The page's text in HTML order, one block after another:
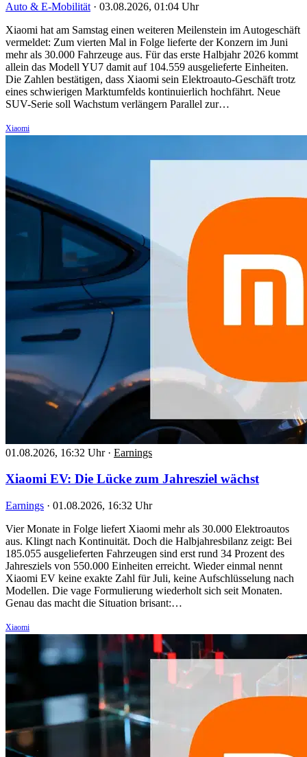
Auto & E-Mobilität · 03.08.2026, 01:04 Uhr
Xiaomi hat am Samstag einen weiteren Meilenstein im Autogeschäft
vermeldet: Zum vierten Mal in Folge lieferte der Konzern im Juni
mehr als 30.000 Fahrzeuge aus. Für das erste Halbjahr 2026 kommt
allein das Modell YU7 damit auf 104.559 ausgelieferte Einheiten.
Die Zahlen bestätigen, dass Xiaomi sein Elektroauto-Geschäft trotz
eines schwierigen Marktumfelds kontinuierlich hochfährt. Neue
SUV-Serie soll Wachstum verlängern Parallel zur…
Xiaomi
01.08.2026, 16:32 Uhr · Earnings
Xiaomi EV: Die Lücke zum Jahresziel wächst
Earnings · 01.08.2026, 16:32 Uhr
Vier Monate in Folge liefert Xiaomi mehr als 30.000 Elektroautos
aus. Klingt nach Kontinuität. Doch die Halbjahresbilanz zeigt: Bei
185.055 ausgelieferten Fahrzeugen sind erst rund 34 Prozent des
Jahresziels von 550.000 Einheiten erreicht. Wieder einmal nennt
Xiaomi EV keine exakte Zahl für Juli, keine Aufschlüsselung nach
Modellen. Die vage Formulierung wiederholt sich seit Monaten.
Genau das macht die Situation brisant:…
Xiaomi